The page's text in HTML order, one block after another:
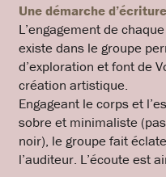
Une démarche
L’engagement de
existe dans le groupe
d’exploration et font de
création artistique.
Engageant le corps et
sobre et minimaliste
noir), le groupe fait
l’auditeur. L’écoute est